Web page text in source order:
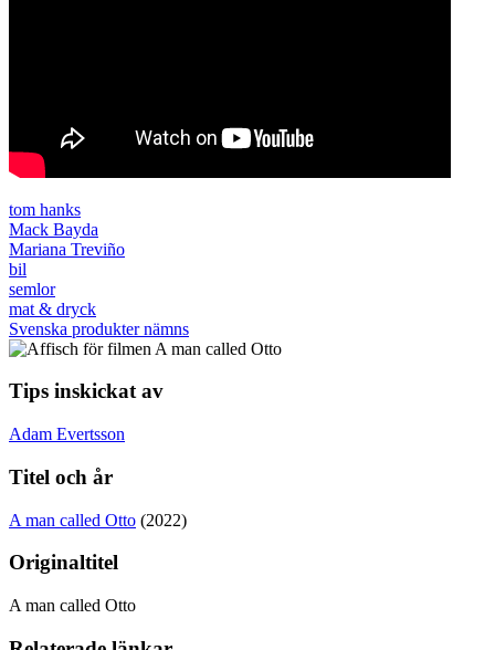
tom hanks
Mack Bayda
Mariana Treviño
bil
semlor
mat & dryck
Svenska produkter nämns
Tips inskickat av
Adam Evertsson
Titel och år
A man called Otto (2022)
Originaltitel
A man called Otto